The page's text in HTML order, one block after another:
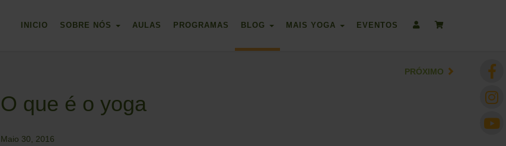
INICIO SOBRE NÓS AULAS PROGRAMAS BLOG MAIS YOGA EVENTOS
PRÓXIMO
O que é o yoga
Maio 30, 2016